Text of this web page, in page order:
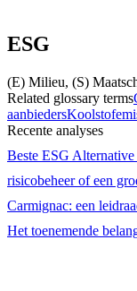
Kies uw profiel
Het Professionele
Voor individuele
Voor financiële
zijn naar
ESG
(E) Milieu, (S)
Related glossary terms
aanbieders
Recente analyses
Beste ESG
risicobeheer of een
Carmignac: een
Het toenemende